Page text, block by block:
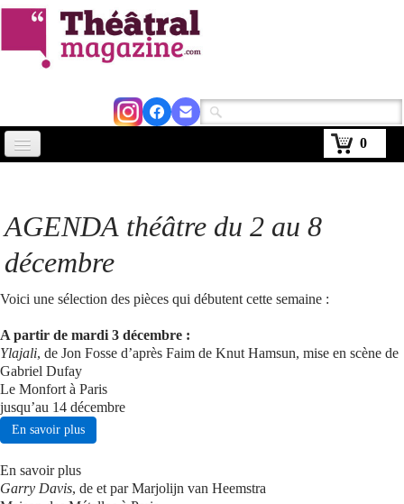
0
Kiosque
Abonnement▼
Se connecter
AGENDA théâtre du 2 au 8
décembre
Voici une sélection des pièces qui débutent cette semaine :
A partir de mardi 3 décembre :
Ylajali, de Jon Fosse d’après Faim de Knut Hamsun, mise en scène de
Gabriel Dufay
Le Monfort à Paris
jusqu’au 14 décembre
En savoir plus
En savoir plus
Garry Davis, de et par Marjolijn van Heemstra